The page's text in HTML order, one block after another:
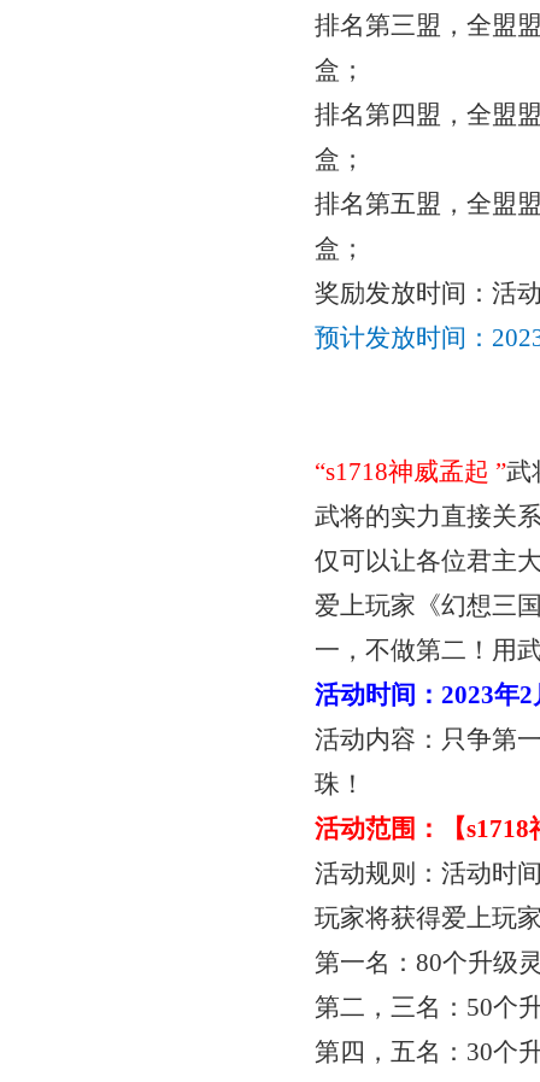
排名第三盟，全盟
盒；
排名第四盟，全盟
盒；
排名第五盟，全盟
盒；
奖励发放时间：活
预计发放时间：
“s1718神威孟起”武
武将的实力直接关
仅可以让各位君主
爱上玩家《幻想三
一，不做第二！用
活动时间：2023年
活动内容：只争第
珠！
活动范围：【
活动规则：活动时
玩家将获得爱上玩
第一名：80个升级
第二，三名： 50个
第四，五名： 30个